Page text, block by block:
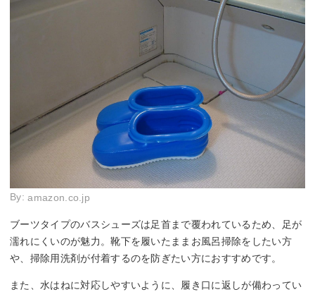
By:amazon.co.jp
ブーツタイプのバスシューズは足首まで覆われているため、足が
濡れにくいのが魅力。靴下を履いたままお風呂掃除をしたい方
や、掃除用洗剤が付着するのを防ぎたい方におすすめです。
また、水はねに対応しやすいように、履き口に返しが備わってい